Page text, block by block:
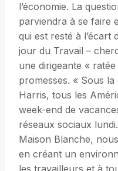
l’économie. La
parviendra à se faire
qui est resté à l’écart
jour du Travail –
une dirigeante «
promesses. « Sous
Harris, tous les
week-end de
réseaux sociaux
Maison Blanche,
en créant un